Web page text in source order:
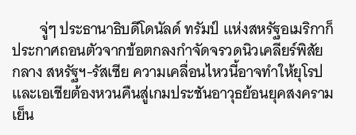
จู่ๆ ประธานาธิบดีโดนัลด์ ทรัมป์ แห่งสหรัฐอเมริกาก็
ประกาศถอนตัวจากข้อตกลงกำจัดจรวดนิวเคลียร์พิสัย
กลาง สหรัฐฯ-รัสเซีย ความเคลื่อนไหวนี้อาจทำให้ยุโรป
และเอเชียต้องหวนคืนสู่เกมประชันอาวุธย้อนยุคสงคราม
เย็น